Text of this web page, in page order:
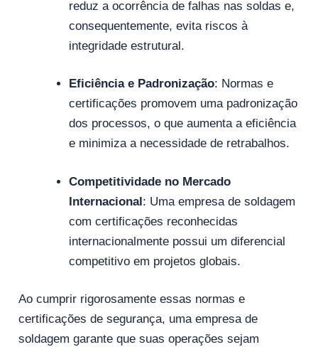
reduz a ocorrência de falhas nas soldas e,
consequentemente, evita riscos à
integridade estrutural.
Eficiência e Padronização: Normas e
certificações promovem uma padronização
dos processos, o que aumenta a eficiência
e minimiza a necessidade de retrabalhos.
Competitividade no Mercado
Internacional: Uma empresa de soldagem
com certificações reconhecidas
internacionalmente possui um diferencial
competitivo em projetos globais.
Ao cumprir rigorosamente essas normas e
certificações de segurança, uma empresa de
soldagem garante que suas operações sejam